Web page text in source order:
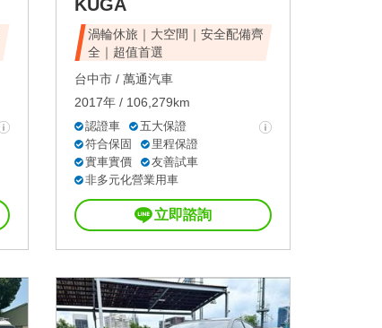
KUGA
渦輪休旅｜大空間｜安全配備齊
全｜超值首選
台中市 / 萬通汽車
2017年 / 106,279km
認證車
五大保證
符合保固
里程保證
實車實價
友善試車
非多元化營業用車
立即諮詢